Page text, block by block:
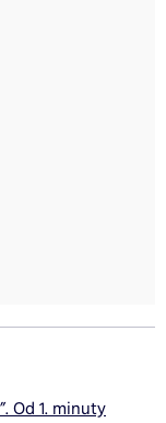
Od 1. minuty